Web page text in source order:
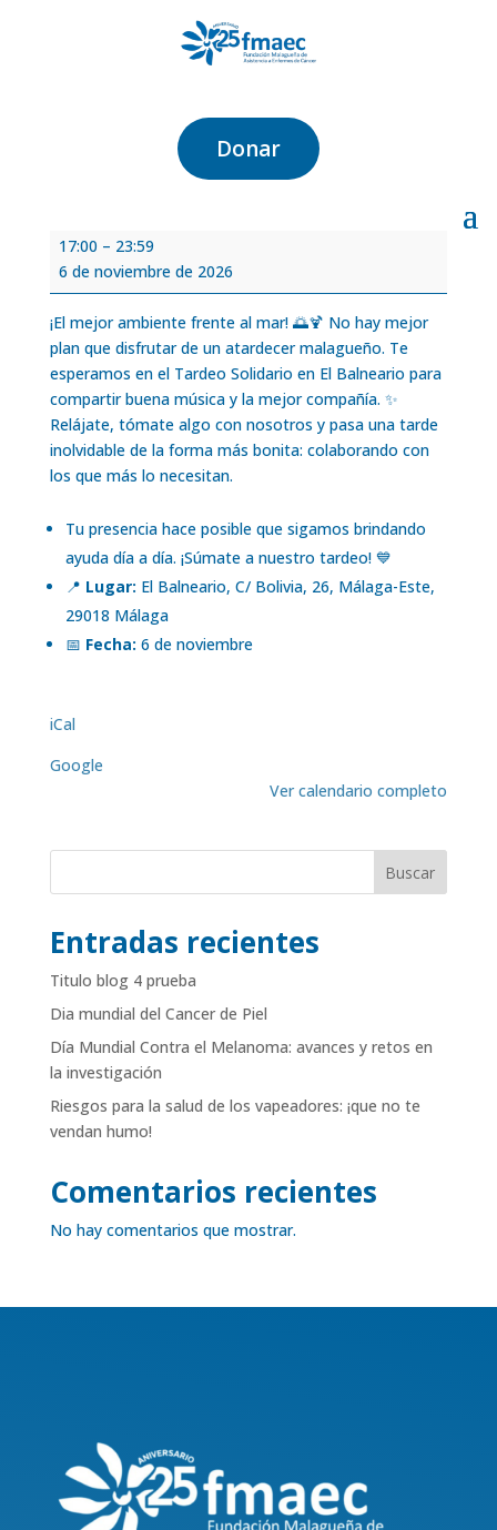
Donar
Tardeo Solidario El
Balneario
| May 27, 2026
Tardeo
Solidario
Balneario
17:00 – 23:59
6 de noviembre de 2026
¡El mejor ambiente frente al mar! 🌅🍹 No hay mejor
plan que disfrutar de un atardecer malagueño. Te
esperamos en el Tardeo Solidario en El Balneario para
compartir buena música y la mejor compañía. ✨
Relájate, tómate algo con nosotros y pasa una tarde
inolvidable de la forma más bonita: colaborando con
los que más lo necesitan.
Tu presencia hace posible que sigamos brindando
ayuda día a día. ¡Súmate a nuestro tardeo! 💙
📍 Lugar: El Balneario, C/ Bolivia, 26, Málaga-Este,
29018 Málaga
📅 Fecha: 6 de noviembre
iCal
Google
Ver calendario completo
Buscar
Entradas recientes
Titulo blog 4 prueba
Dia mundial del Cancer de Piel
Día Mundial Contra el Melanoma: avances y retos en
la investigación
Riesgos para la salud de los vapeadores: ¡que no te
vendan humo!
Comentarios recientes
No hay comentarios que mostrar.